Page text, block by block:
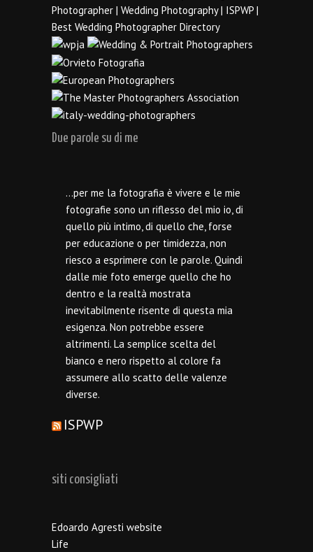
Due parole su di me
…per me la fotografia è vivere e le mie
fotografie sono un riflesso del mio io, di
quello più intimo, di quello che, forse
per educazione o per timidezza, non
riesco a esprimere con le parole. Quindi
dalle mie foto emerge quello che ho
dentro e la realtà mostrata
inevitabilmente risente di questa mia
esigenza. Non potrebbe essere
altrimenti. La semplice scelta del
bianco e nero rispetto al colore fa
assumere allo scatto delle valenze
diverse.
ISPWP
siti consigliati
Edoardo Agresti website
Life